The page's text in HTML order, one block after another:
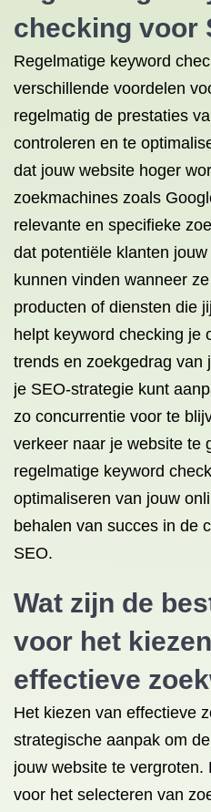
checking voor
Regelmatige keyword
verschillende voordelen
regelmatig de prestaties
controleren en te
dat jouw website hoger
zoekmachines zoals
relevante en specifieke
dat potentiële klanten
kunnen vinden wanneer
producten of diensten die
helpt keyword checking je
trends en zoekgedrag van
je SEO-strategie kunt
zo concurrentie voor te
verkeer naar je website te
regelmatige keyword
optimaliseren van jouw
behalen van succes in de
SEO.
Wat zijn de
voor het
effectieve
Het kiezen van effectieve
strategische aanpak om
jouw website te vergroten.
voor het selecteren van